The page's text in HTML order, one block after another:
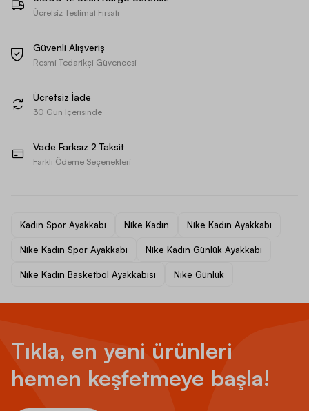
Ücretsiz Teslimat Fırsatı
Güvenli Alışveriş
Resmi Tedarikçi Güvencesi
Ücretsiz İade
30 Gün İçerisinde
Vade Farksız 2 Taksit
Farklı Ödeme Seçenekleri
Kadın Spor Ayakkabı Nike Kadın Nike Kadın Ayakkabı
Nike Kadın Spor Ayakkabı Nike Kadın Günlük Ayakkabı
Nike Kadın Basketbol Ayakkabısı Nike Günlük
Tıkla, en yeni ürünleri
hemen keşfetmeye başla!